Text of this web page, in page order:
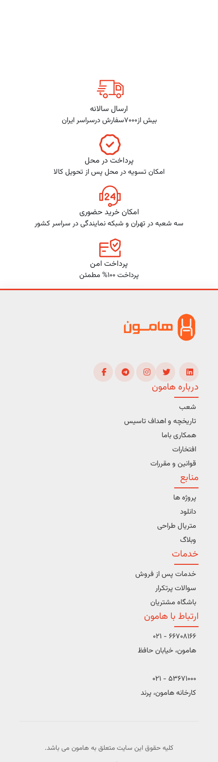
ارسال سالانه
بیش از7000سفارش درسراسر ایران
پرداخت در محل
امکان تسویه در محل پس از تحویل کالا
امکان خرید حضوری
سه شعبه در تهران و شبکه نمایندگی در سراسر کشور
پرداخت امن
پرداخت 100% مطمئن
درباره هامون
شعب
تاریخچه و اهداف تاسیس
همکاری باما
افتخارات
قوانین و مقررات
منابع
پروژه ها
دانلود
متریال طراحی
وبلاگ
خدمات
خدمات پس از فروش
سوالات پرتکرار
باشگاه مشتریان
ارتباط با هامون
66708166 - 021
هامون، خیابان حافظ
53671000 - 021
کارخانه هامون، پرند
کلیه حقوق این سایت متعلق به هامون می باشد.